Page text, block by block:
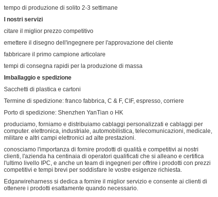
tempo di produzione di solito 2-3 settimane
I nostri servizi
citare il miglior prezzo competitivo
emettere il disegno dell'ingegnere per l'approvazione del cliente
fabbricare il primo campione articolare
tempi di consegna rapidi per la produzione di massa
Imballaggio e spedizione
Sacchetti di plastica e cartoni
Termine di spedizione: franco fabbrica, C & F, CIF, espresso, corriere
Porto di spedizione: Shenzhen YanTian o HK
produciamo, forniamo e distribuiamo cablaggi personalizzati e cablaggi per
computer. elettronica, industriale, automobilistica, telecomunicazioni, medicale,
militare e altri campi elettronici ad alte prestazioni.
conosciamo l'importanza di fornire prodotti di qualità e competitivi ai nostri
clienti, l'azienda ha centinaia di operatori qualificati che si alleano e certifica
l'ultimo livello IPC, e anche un team di ingegneri per offrire i prodotti con prezzi
competitivi e tempi brevi per soddisfare le vostre esigenze richiesta.
Edgarwireharness si dedica a fornire il miglior servizio e consente ai clienti di
ottenere i prodotti esattamente quando necessario.